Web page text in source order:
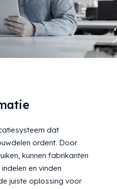
dat
ordent. Door
kunnen fabrikanten
en vinden
juiste oplossing voor